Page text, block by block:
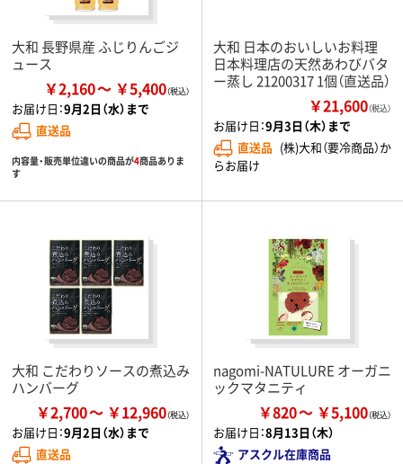
大和 長野県産 ふじりんごジ
ュース
￥2,160 ￥5,400
お届け日：9月2日（水）まで
直送品
内容量・販売単位違いの商品が4商品ありま
す
大和 日本のおいしいお料理
日本料理店の天然あわびバタ
ー蒸し 21200317 1個（直送品）
￥21,600（税込）
お届け日：9月3日（木）まで
直送品 (株)大和（要冷商品）か
らお届け
大和 こだわりソースの煮込み
ハンバーグ
￥2,700 ￥12,960
お届け日：9月2日（水）まで
直送品
nagomi-NATULURE オーガニ
ックマタニティ
￥820 ￥5,100
お届け日：8月13日（木）
アスクル在庫商品